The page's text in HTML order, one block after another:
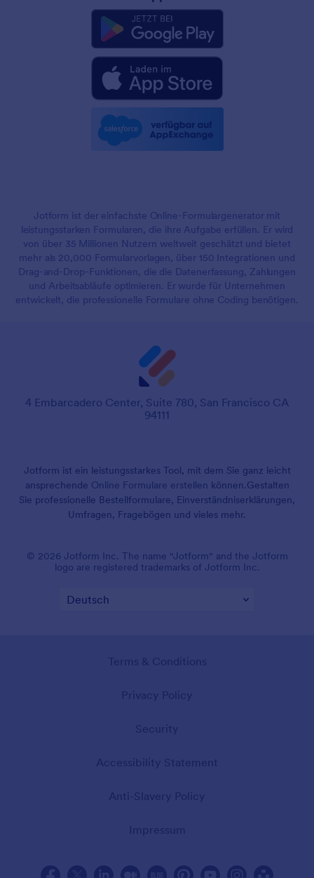
Jotform ist der einfachste Online-Formulargenerator mit
leistungsstarken Formularen, die ihre Aufgabe erfüllen. Er wird
von über 35 Millionen Nutzern weltweit geschätzt und bietet
mehr als 20,000 Formularvorlagen, über 150 Integrationen und
Drag-and-Drop-Funktionen, die die Datenerfassung, Zahlungen
und Arbeitsabläufe optimieren. Er wurde für Unternehmen
entwickelt, die professionelle Formulare ohne Coding benötigen.
4 Embarcadero Center, Suite 780, San Francisco CA
94111
Jotform ist ein leistungsstarkes Tool, mit dem Sie ganz leicht
ansprechende Online Formulare erstellen können.Gestalten
Sie professionelle Bestellformulare, Einverständniserklärungen,
Umfragen, Fragebögen und vieles mehr.
© 2026 Jotform Inc. The name "Jotform" and the Jotform
logo are registered trademarks of Jotform Inc.
Terms & Conditions
Privacy Policy
Security
Accessibility Statement
Anti-Slavery Policy
Impressum